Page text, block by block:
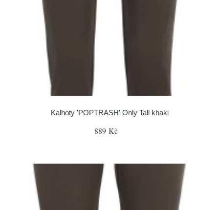
Kalhoty 'POPTRASH' Only Tall khaki
889 Kč